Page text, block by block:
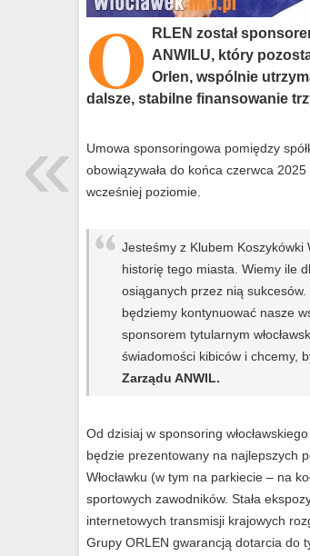
O
RLEN został
ANWILU, który
Orlen, wspólnie
dalsze, stabilne finansowanie
Umowa sponsoringowa pomiędzy
obowiązywała do końca czerwca
wcześniej poziomie.
Jesteśmy z Klubem Koszykówki
historię tego miasta. Wiemy ile
osiąganych przez nią
będziemy kontynuować nasze
sponsorem tytularnym
świadomości kibiców i chcemy,
Zarządu ANWIL.
Od dzisiaj w sponsoring
będzie prezentowany na najlepszych
Włocławku (w tym na parkiecie – na
sportowych zawodników. Stała
internetowych transmisji krajowych
Grupy ORLEN gwarancją dotarcia do
«